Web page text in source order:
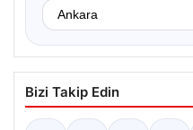
Bizi Takip Edin